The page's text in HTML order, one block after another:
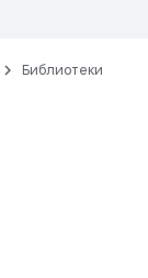
Библиотеки